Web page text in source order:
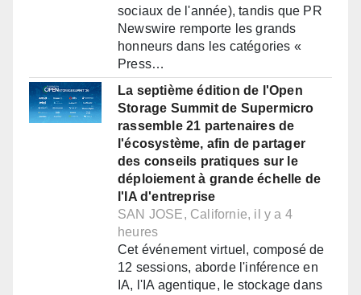
sociaux de l'année), tandis que PR
Newswire remporte les grands
honneurs dans les catégories «
Press…
La septième édition de l'Open
Storage Summit de Supermicro
rassemble 21 partenaires de
l'écosystème, afin de partager
des conseils pratiques sur le
déploiement à grande échelle de
l'IA d'entreprise
SAN JOSE, Californie, il y a 4
heures
Cet événement virtuel, composé de
12 sessions, aborde l'inférence en
IA, l'IA agentique, le stockage dans